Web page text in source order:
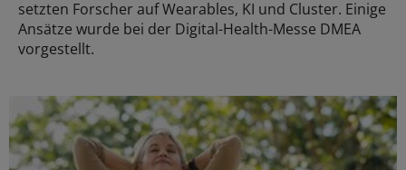
setzten Forscher auf Wearables, KI und Cluster. Einige
Ansätze wurde bei der Digital-Health-Messe DMEA
vorgestellt.